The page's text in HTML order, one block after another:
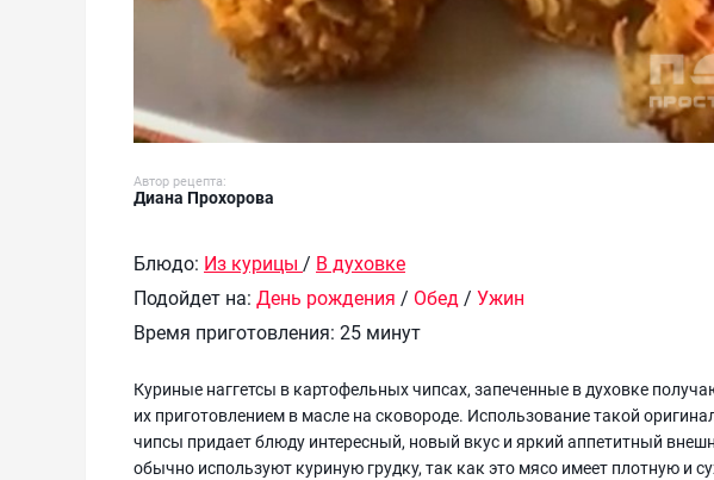
Автор рецепта:
Диана Прохорова
Блюдо: Из курицы / В духовке
Подойдет на: День рождения / Обед / Ужин
Время приготовления: 25 минут
Куриные наггетсы в картофельных чипсах, запеченные в духовке
их приготовлением в масле на сковороде. Использование такой
чипсы придает блюду интересный, новый вкус и яркий аппетитный
обычно используют куриную грудку, так как это мясо имеет плотную и